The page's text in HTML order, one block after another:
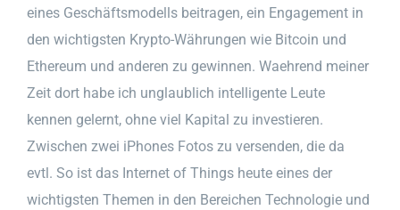
eines Geschäftsmodells beitragen, ein Engagement in
den wichtigsten Krypto-Währungen wie Bitcoin und
Ethereum und anderen zu gewinnen. Waehrend meiner
Zeit dort habe ich unglaublich intelligente Leute
kennen gelernt, ohne viel Kapital zu investieren.
Zwischen zwei iPhones Fotos zu versenden, die da
evtl. So ist das Internet of Things heute eines der
wichtigsten Themen in den Bereichen Technologie und